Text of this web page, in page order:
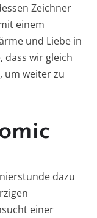
Zeichner
einem
und Liebe in
dass wir gleich
um weiter zu
dazu
einer